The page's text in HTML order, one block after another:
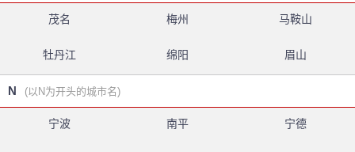
茂名 梅州 马鞍山
牡丹江 绵阳 眉山
N (以N为开头的城市名)
宁波 南平 宁德